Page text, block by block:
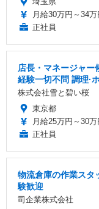
月給30万円～34万
正社員
店長・マネージャー
経験一切不問 調理·
株式会社雪と碧い桜
東京都
月給25万円～30万
正社員
物流倉庫の作業スタ
験歓迎
司企業株式会社